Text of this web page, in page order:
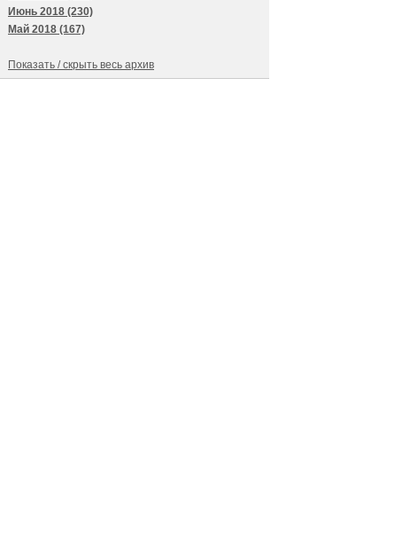
Июнь 2018 (230)
Май 2018 (167)
Показать / скрыть весь архив